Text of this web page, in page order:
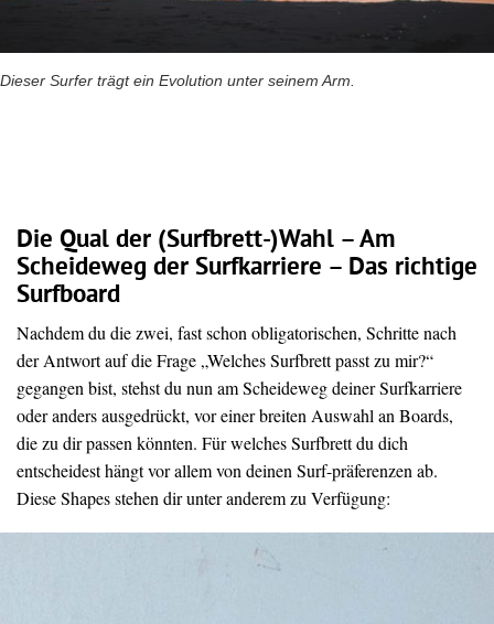
Dieser Surfer trägt ein Evolution unter seinem Arm.
Die Qual der (Surfbrett-)Wahl – Am
Scheideweg der Surfkarriere – Das richtige
Surfboard
Nachdem du die zwei, fast schon obligatorischen, Schritte nach
der Antwort auf die Frage „Welches Surfbrett passt zu mir?“
gegangen bist, stehst du nun am Scheideweg deiner Surfkarriere
oder anders ausgedrückt, vor einer breiten Auswahl an Boards,
die zu dir passen könnten. Für welches Surfbrett du dich
entscheidest hängt vor allem von deinen Surf-präferenzen ab.
Diese Shapes stehen dir unter anderem zu Verfügung: